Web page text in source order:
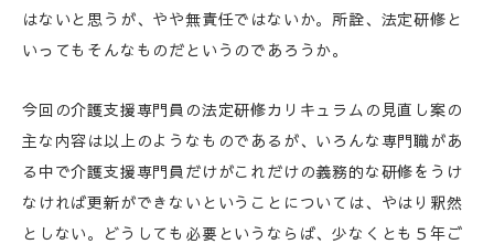
はないと思うが、やや無責任ではないか。所詮、法定研修と
いってもそんなものだというのであろうか。
今回の介護支援専門員の法定研修カリキュラムの見直し案の
主な内容は以上のようなものであるが、いろんな専門職があ
る中で介護支援専門員だけがこれだけの義務的な研修をうけ
なければ更新ができないということについては、やはり釈然
としない。どうしても必要というならば、少なくとも５年ご